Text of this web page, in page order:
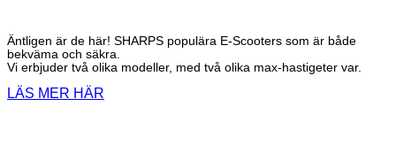
Äntligen är de här! SHARPS populära E-Scooters som är både
bekväma och säkra.
Vi erbjuder två olika modeller, med två olika max-hastigeter var.
LÄS MER HÄR